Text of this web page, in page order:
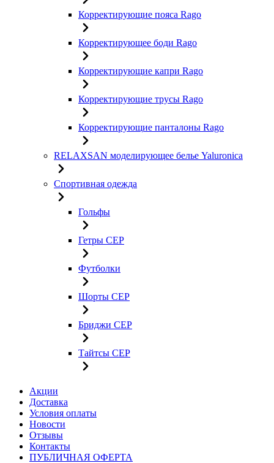
Корректирующие пояса Rago
Корректирующее боди Rago
Корректирующие капри Rago
Корректирующие трусы Rago
Корректирующие панталоны Rago
RELAXSAN моделирующее белье Yaluroniсa
Спортивная одежда
Гольфы
Гетры CEP
Футболки
Шорты CEP
Бриджи CEP
Тайтсы CEP
Акции
Доставка
Условия оплаты
Новости
Отзывы
Контакты
ПУБЛИЧНАЯ ОФЕРТА